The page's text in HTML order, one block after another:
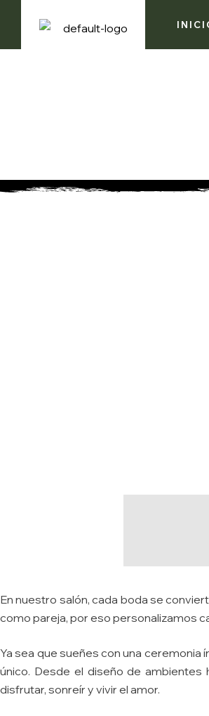
En nuestro salón, cada boda se
como pareja, por eso personalizamos
Ya sea que sueñes con una
único. Desde el diseño de
disfrutar, sonreír y vivir el amor.